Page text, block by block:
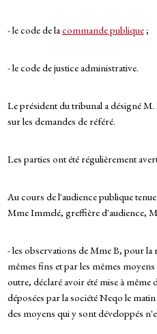
- le code de lacommande publique;
- le code de justice administrative.
Le président du tribunal a désigné
sur les demandes de référé.
Les parties ont été régulièrement
Au cours de l'audience publique
Mme Immelé, greffière d'audience,
- les observations de Mme B, pour
mêmes fins et par les mêmes
outre, déclaré avoir été mise à même
déposées par la société Neqo le
des moyens qui y sont développés